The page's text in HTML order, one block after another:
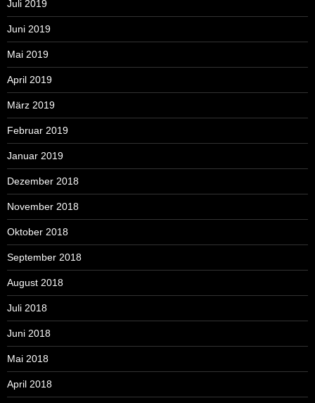
Juli 2019
Juni 2019
Mai 2019
April 2019
März 2019
Februar 2019
Januar 2019
Dezember 2018
November 2018
Oktober 2018
September 2018
August 2018
Juli 2018
Juni 2018
Mai 2018
April 2018